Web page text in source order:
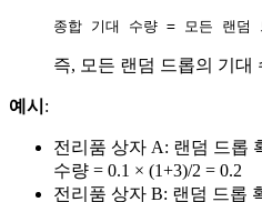
즉, 모든 랜덤 드롭의 기대
예시 :
전리품 상자 A: 랜덤 드롭
수량 = 0.1 × (1+3)/2 = 0.2
전리품 상자 B: 랜덤 드롭